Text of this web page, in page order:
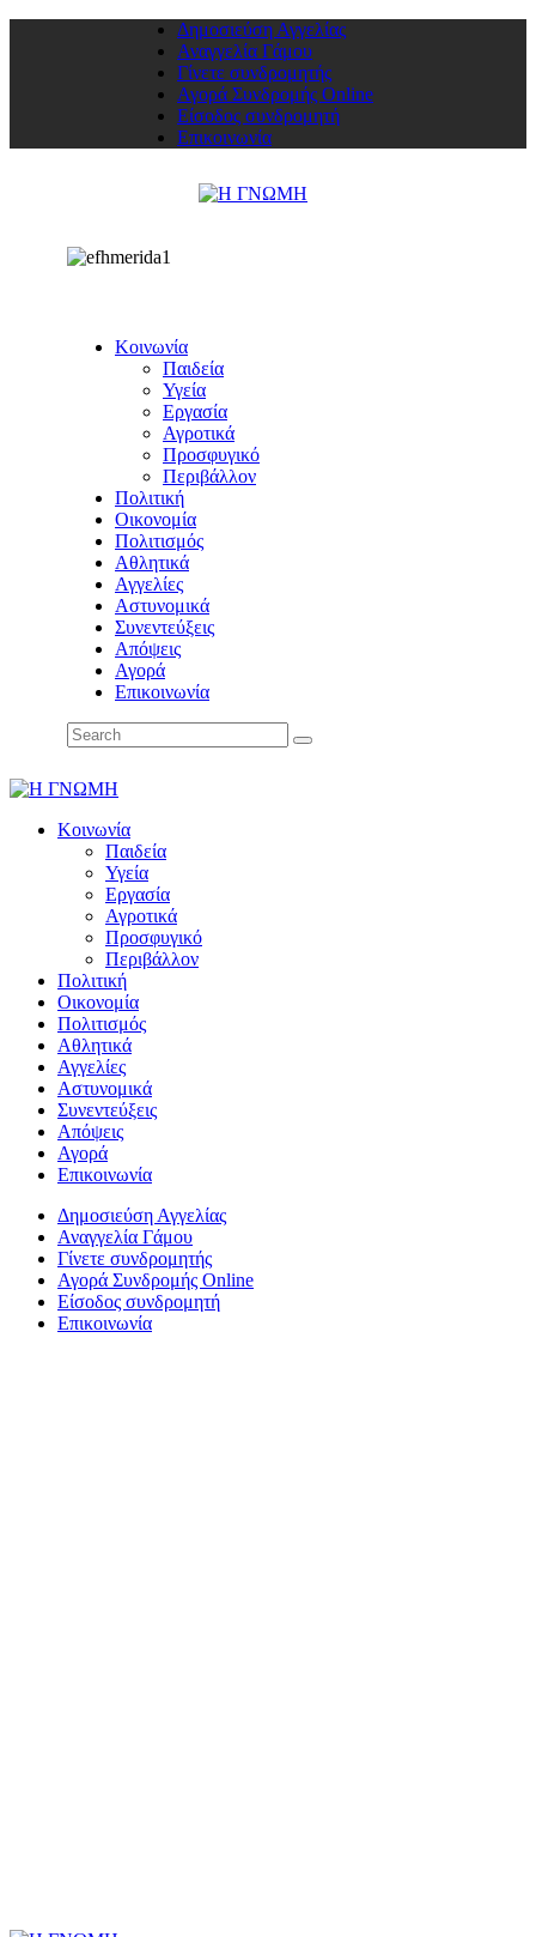
Δημοσιεύση Αγγελίας
Αναγγελία Γάμου
Γίνετε συνδρομητής
Αγορά Συνδρομής Online
Είσοδος συνδρομητή
Επικοινωνία
Κοινωνία
Παιδεία
Υγεία
Εργασία
Αγροτικά
Προσφυγικό
Περιβάλλον
Πολιτική
Οικονομία
Πολιτισμός
Αθλητικά
Αγγελίες
Αστυνομικά
Συνεντεύξεις
Απόψεις
Αγορά
Επικοινωνία
Κοινωνία
Παιδεία
Υγεία
Εργασία
Αγροτικά
Προσφυγικό
Περιβάλλον
Πολιτική
Οικονομία
Πολιτισμός
Αθλητικά
Αγγελίες
Αστυνομικά
Συνεντεύξεις
Απόψεις
Αγορά
Επικοινωνία
Δημοσιεύση Αγγελίας
Αναγγελία Γάμου
Γίνετε συνδρομητής
Αγορά Συνδρομής Online
Είσοδος συνδρομητή
Επικοινωνία